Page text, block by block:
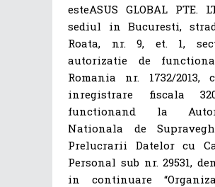
esteASUS GLOBAL PTE.
sediul in Bucuresti,
Roata, nr. 9, et. 1,
autorizatie de
Romania nr. 1732/2013,
inregistrare fiscala
functionand la
Nationala de
Prelucrarii Datelor cu
Personal sub nr. 29531,
in continuare